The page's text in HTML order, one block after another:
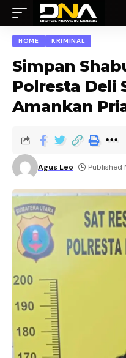
HOME KRIMINAL
Simpan
Polresta Deli
Amankan
Agus Leo Published